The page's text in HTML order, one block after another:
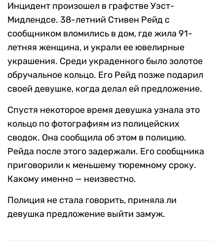
Инцидент произошел в графстве Уэст-
Мидлендсе. 38-летний Стивен Рейд с
сообщником вломились в дом, где жила 91-
летняя женщина, и украли ее ювелирные
украшения. Среди украденного было золотое
обручальное кольцо. Его Рейд позже подарил
своей девушке, когда делал ей предложение.
Спустя некоторое время девушка узнала это
кольцо по фотографиям из полицейских
сводок. Она сообщила об этом в полицию.
Рейда после этого задержали. Его сообщника
приговорили к меньшему тюремному сроку.
Какому именно — неизвестно.
Полиция не стала говорить, приняла ли
девушка предложение выйти замуж.